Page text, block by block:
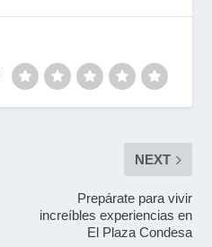
NEXT
Prepárate para vivir
increíbles experiencias en
El Plaza Condesa